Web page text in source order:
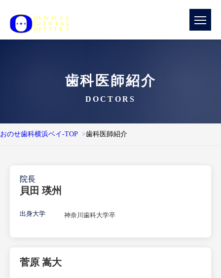
歯科医師紹介
DOCTORS
おのせ歯科横浜ベイ-TOP 歯科医師紹介
院長
貝田 瑛州
出身大学 神奈川歯科大学卒
菅原 嵩大